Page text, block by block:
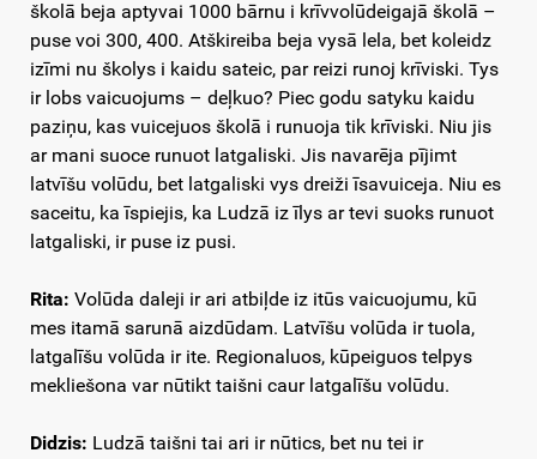
školā beja aptyvai 1000 bārnu i krīvvolūdeigajā školā –
puse voi 300, 400. Atškireiba beja vysā lela, bet koleidz
izīmi nu školys i kaidu sateic, par reizi runoj krīviski. Tys
ir lobs vaicuojums – deļkuo? Piec godu satyku kaidu
paziņu, kas vuicejuos školā i runuoja tik krīviski. Niu jis
ar mani suoce runuot latgaliski. Jis navarēja pījimt
latvīšu volūdu, bet latgaliski vys dreiži īsavuiceja. Niu es
saceitu, ka īspiejis, ka Ludzā iz īlys ar tevi suoks runuot
latgaliski, ir puse iz pusi.
Rita: Volūda daleji ir ari atbiļde iz itūs vaicuojumu, kū
mes itamā sarunā aizdūdam. Latvīšu volūda ir tuola,
latgalīšu volūda ir ite. Regionaluos, kūpeiguos telpys
mekliešona var nūtikt taišni caur latgalīšu volūdu.
Didzis: Ludzā taišni tai ari ir nūtics, bet nu tei ir